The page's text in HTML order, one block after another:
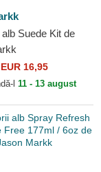
Suede Kit de
EUR 16,95
l 11 - 13 august